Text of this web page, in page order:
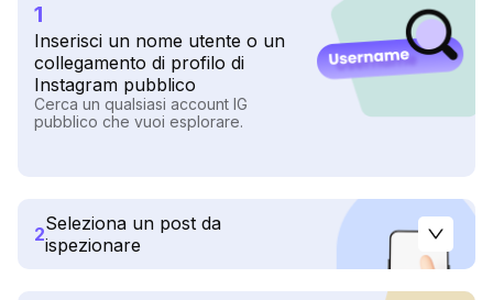
1
Inserisci un nome utente o un
collegamento di profilo di
Instagram pubblico
Cerca un qualsiasi account IG
pubblico che vuoi esplorare.
2Seleziona un post da
ispezionare